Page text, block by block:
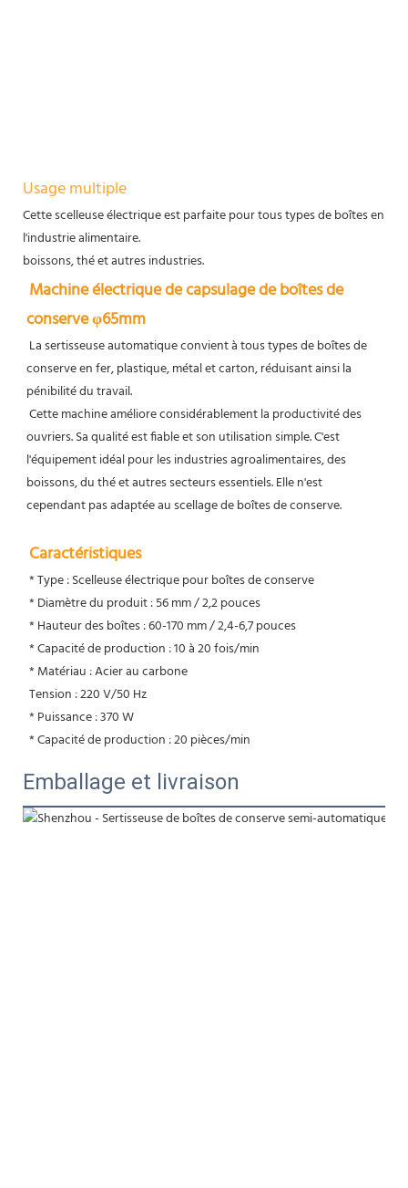
Usage multiple
Cette scelleuse électrique est parfaite pour tous types de boîtes en
l'industrie alimentaire.
boissons, thé et autres industries.
Machine électrique de capsulage de boîtes de
conserve φ65mm
conserve en fer, plastique, métal et carton, réduisant ainsi la
pénibilité du travail.
ouvriers. Sa qualité est fiable et son utilisation simple. C'est
l'équipement idéal pour les industries agroalimentaires, des
boissons, du thé et autres secteurs essentiels. Elle n'est
cependant pas adaptée au scellage de boîtes de conserve.
Caractéristiques
* Type : Scelleuse électrique pour boîtes de conserve
* Diamètre du produit : 56 mm / 2,2 pouces
* Hauteur des boîtes : 60-170 mm / 2,4-6,7 pouces
* Capacité de production : 10 à 20 fois/min
* Matériau : Acier au carbone
Tension : 220 V/50 Hz
* Puissance : 370 W
* Capacité de production : 20 pièces/min
Emballage et livraison